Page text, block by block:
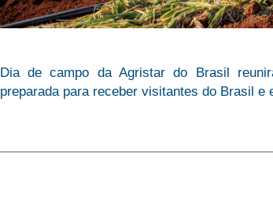
Dia de campo da Agristar do Brasil
preparada para receber visitantes do Brasil e